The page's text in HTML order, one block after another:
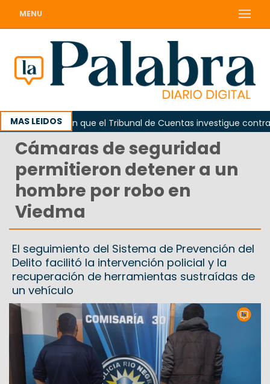
MENU
MAS LEIDOS
Piden que el Tribunal de Cuentas investigue
Cámaras de seguridad
permitieron detener a un
hombre por robo en
Viedma
El seguimiento del Sistema de Prevención del
Delito facilitó la intervención policial y la
recuperación de herramientas sustraídas de
un vehículo